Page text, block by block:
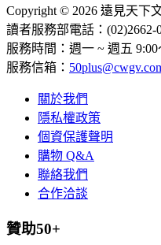
Copyright © 2026 遠見天下
讀者服務部電話：(02)2662-
服務時間：週一 ~ 週五 9:00
服務信箱：
關於我們
隱私權政策
個資保護聲明
購物 Q&A
聯絡我們
合作洽談
贊助50+